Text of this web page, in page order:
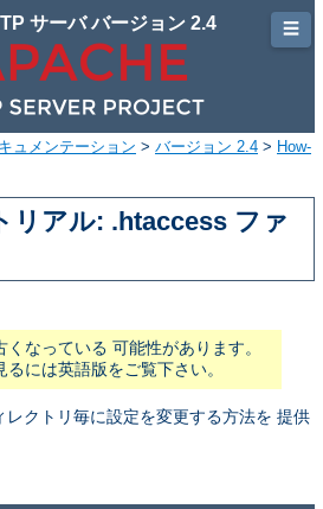
サーバ バージョン 2.4
ュメンテーション > バージョン 2.4 > How-
リアル: .htaccess ファ
なっている 可能性があります。
には英語版をご覧下さい。
レクトリ毎に設定を変更する方法を 提供
☰